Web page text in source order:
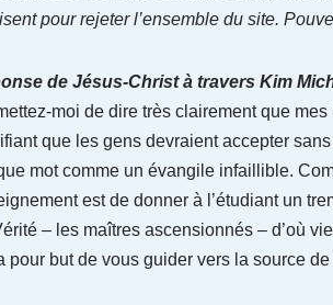
pour rejeter l’ensemble du site.
de Jésus-Christ à travers Kim
moi de dire très clairement que
que les gens devraient accepter
mot comme un évangile infaillible.
est de donner à l’étudiant un
– les maîtres ascensionnés – d’où
pour but de vous guider vers la source de